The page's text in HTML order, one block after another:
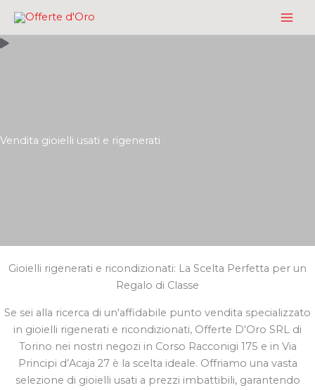
contenuto
Vendita gioielli usati e rigenerati
Gioielli rigenerati e ricondizionati: La Scelta Perfetta per un
Regalo di Classe
Se sei alla ricerca di un'affidabile punto vendita specializzato
in gioielli rigenerati e ricondizionati, Offerte D'Oro SRL di
Torino nei nostri negozi in Corso Racconigi 175 e in Via
Principi d’Acaja 27 è la scelta ideale. Offriamo una vasta
selezione di gioielli usati a prezzi imbattibili, garantendo